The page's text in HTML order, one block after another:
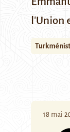
l'Union
18 mai